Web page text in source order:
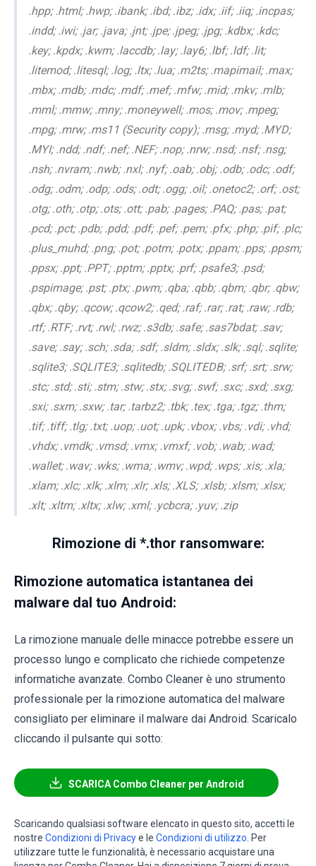
.hpp; .html; .hwp; .ibank; .ibd; .ibz; .idx; .iif; .iiq; .incpas;
.indd; .iwi; .jar; .java; .jnt; .jpe; .jpeg; .jpg; .kdbx; .kdc;
.key; .kpdx; .kwm; .laccdb; .lay; .lay6; .lbf; .ldf; .lit;
.litemod; .litesql; .log; .ltx; .lua; .m2ts; .mapimail; .max;
.mbx; .mdb; .mdc; .mdf; .mef; .mfw; .mid; .mkv; .mlb;
.mml; .mmw; .mny; .moneywell; .mos; .mov; .mpeg;
.mpg; .mrw; .ms11 (Security copy); .msg; .myd; .MYD;
.MYI; .ndd; .ndf; .nef; .NEF; .nop; .nrw; .nsd; .nsf; .nsg;
.nsh; .nvram; .nwb; .nxl; .nyf; .oab; .obj; .odb; .odc; .odf;
.odg; .odm; .odp; .ods; .odt; .ogg; .oil; .onetoc2; .orf; .ost;
.otg; .oth; .otp; .ots; .ott; .pab; .pages; .PAQ; .pas; .pat;
.pcd; .pct; .pdb; .pdd; .pdf; .pef; .pem; .pfx; .php; .pif; .plc;
.plus_muhd; .png; .pot; .potm; .potx; .ppam; .pps; .ppsm;
.ppsx; .ppt; .PPT; .pptm; .pptx; .prf; .psafe3; .psd;
.pspimage; .pst; .ptx; .pwm; .qba; .qbb; .qbm; .qbr; .qbw;
.qbx; .qby; .qcow; .qcow2; .qed; .raf; .rar; .rat; .raw; .rdb;
.rtf; .RTF; .rvt; .rwl; .rwz; .s3db; .safe; .sas7bdat; .sav;
.save; .say; .sch; .sda; .sdf; .sldm; .sldx; .slk; .sql; .sqlite;
.sqlite3; .SQLITE3; .sqlitedb; .SQLITEDB; .srf; .srt; .srw;
.stc; .std; .sti; .stm; .stw; .stx; .svg; .swf; .sxc; .sxd; .sxg;
.sxi; .sxm; .sxw; .tar; .tarbz2; .tbk; .tex; .tga; .tgz; .thm;
.tif; .tiff; .tlg; .txt; .uop; .uot; .upk; .vbox; .vbs; .vdi; .vhd;
.vhdx; .vmdk; .vmsd; .vmx; .vmxf; .vob; .wab; .wad;
.wallet; .wav; .wks; .wma; .wmv; .wpd; .wps; .xis; .xla;
.xlam; .xlc; .xlk; .xlm; .xlr; .xls; .XLS; .xlsb; .xlsm; .xlsx;
.xlt; .xltm; .xltx; .xlw; .xml; .ycbcra; .yuv; .zip
Rimozione di *.thor ransomware:
Rimozione automatica istantanea dei
malware dal tuo Android:
La rimozione manuale delle minacce potrebbe essere un
processo lungo e complicato che richiede competenze
informatiche avanzate. Combo Cleaner è uno strumento
professionale per la rimozione automatica del malware
consigliato per eliminare il malware dai Android. Scaricalo
cliccando il pulsante qui sotto:
SCARICA Combo Cleaner per Android
Scaricando qualsiasi software elencato in questo sito, accetti le
nostre Condizioni di Privacye le Condizioni di utilizzo . Per
utilizzare tutte le funzionalità, è necessario acquistare una